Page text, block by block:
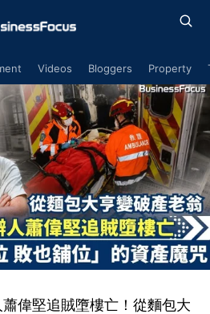
Videos Bloggers Property
偉堅追賊墮樓亡！從麵包大